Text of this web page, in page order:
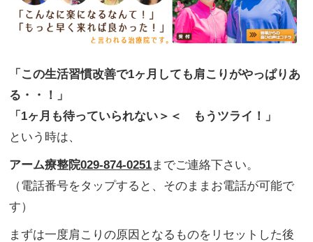
「この生活習慣改善で1ヶ月しても肩こりがやっぱりあ
る・・！」
「1ヶ月も待っていられない＞＜ もうツライ！」
という時は、
アーム療整院029-874-0251までご連絡下さい。
（電話番号をタップすると、そのままお電話が可能で
す）
まずは一度肩こりの原因となるものをリセットした後